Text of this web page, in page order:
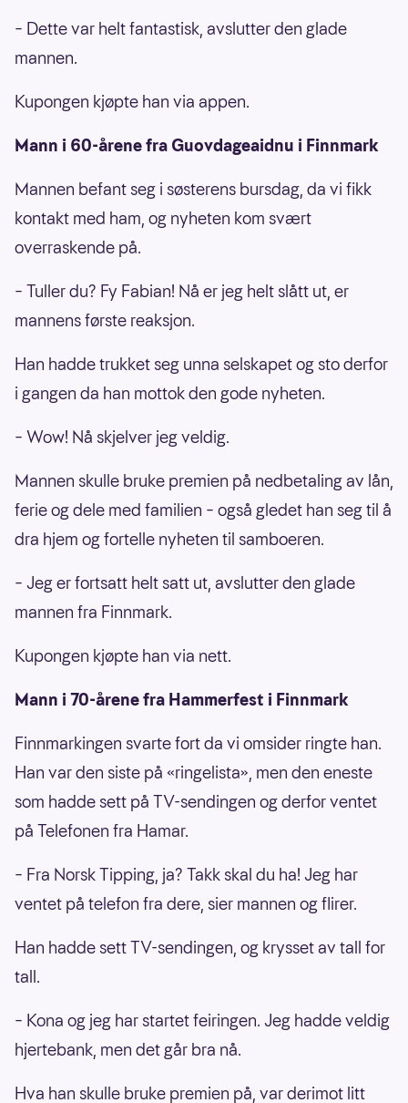
– Dette var helt fantastisk, avslutter den glade
mannen.
Kupongen kjøpte han via appen.
Mann i 60-årene fra Guovdageaidnu i Finnmark
Mannen befant seg i søsterens bursdag, da vi fikk
kontakt med ham, og nyheten kom svært
overraskende på.
– Tuller du? Fy Fabian! Nå er jeg helt slått ut, er
mannens første reaksjon.
Han hadde trukket seg unna selskapet og sto derfor
i gangen da han mottok den gode nyheten.
– Wow! Nå skjelver jeg veldig.
Mannen skulle bruke premien på nedbetaling av lån,
ferie og dele med familien – også gledet han seg til å
dra hjem og fortelle nyheten til samboeren.
– Jeg er fortsatt helt satt ut, avslutter den glade
mannen fra Finnmark.
Kupongen kjøpte han via nett.
Mann i 70-årene fra Hammerfest i Finnmark
Finnmarkingen svarte fort da vi omsider ringte han.
Han var den siste på «ringelista», men den eneste
som hadde sett på TV-sendingen og derfor ventet
på Telefonen fra Hamar.
– Fra Norsk Tipping, ja? Takk skal du ha! Jeg har
ventet på telefon fra dere, sier mannen og flirer.
Han hadde sett TV-sendingen, og krysset av tall for
tall.
– Kona og jeg har startet feiringen. Jeg hadde veldig
hjertebank, men det går bra nå.
Hva han skulle bruke premien på, var derimot litt